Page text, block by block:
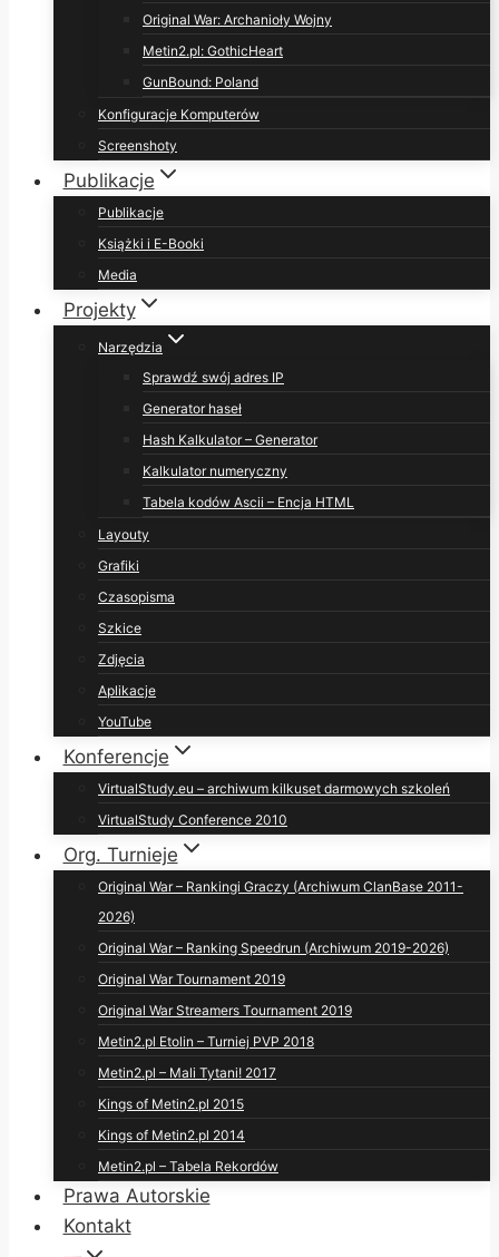
Original War: Archanioły Wojny
Metin2.pl: GothicHeart
GunBound: Poland
Konfiguracje Komputerów
Screenshoty
Publikacje
Publikacje
Książki i E-Booki
Media
Projekty
Narzędzia
Sprawdź swój adres IP
Generator haseł
Hash Kalkulator – Generator
Kalkulator numeryczny
Tabela kodów Ascii – Encja HTML
Layouty
Grafiki
Czasopisma
Szkice
Zdjęcia
Aplikacje
YouTube
Konferencje
VirtualStudy.eu – archiwum kilkuset darmowych szkoleń
VirtualStudy Conference 2010
Org. Turnieje
Original War – Rankingi Graczy (Archiwum ClanBase 2011-
2026)
Original War – Ranking Speedrun (Archiwum 2019-2026)
Original War Tournament 2019
Original War Streamers Tournament 2019
Metin2.pl Etolin – Turniej PVP 2018
Metin2.pl – Mali Tytani! 2017
Kings of Metin2.pl 2015
Kings of Metin2.pl 2014
Metin2.pl – Tabela Rekordów
Prawa Autorskie
Kontakt